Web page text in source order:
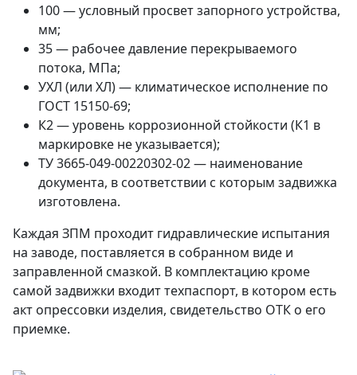
100 — условный просвет запорного устройства,
мм;
35 — рабочее давление перекрываемого
потока, МПа;
УХЛ (или ХЛ) — климатическое исполнение по
ГОСТ 15150-69;
К2 — уровень коррозионной стойкости (К1 в
маркировке не указывается);
ТУ 3665-049-00220302-02 — наименование
документа, в соответствии с которым задвижка
изготовлена.
Каждая ЗПМ проходит гидравлические испытания
на заводе, поставляется в собранном виде и
заправленной смазкой. В комплектацию кроме
самой задвижки входит техпаспорт, в котором есть
акт опрессовки изделия, свидетельство ОТК о его
приемке.